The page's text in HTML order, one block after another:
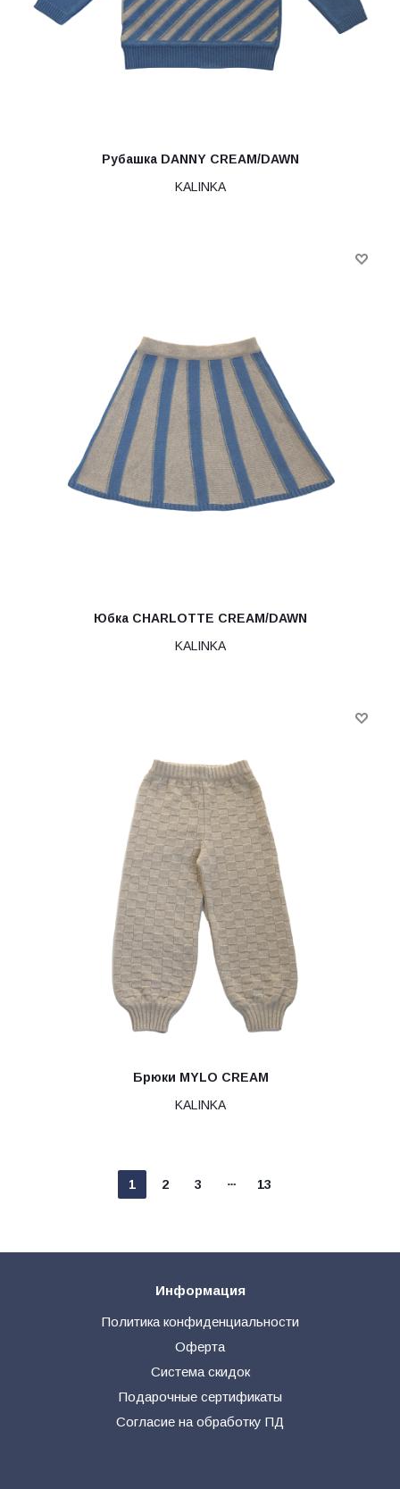
Рубашка DANNY CREAM/DAWN
KALINKA
Юбка CHARLOTTE CREAM/DAWN
KALINKA
Брюки MYLO CREAM
KALINKA
1 2 3 13
Информация
Политика конфиденциальности
Оферта
Система скидок
Подарочные сертификаты
Согласие на обработку ПД